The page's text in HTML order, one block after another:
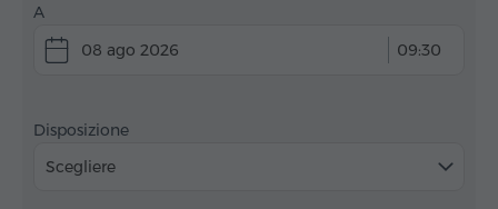
A
08 ago 2026
09:30
Disposizione
Scegliere